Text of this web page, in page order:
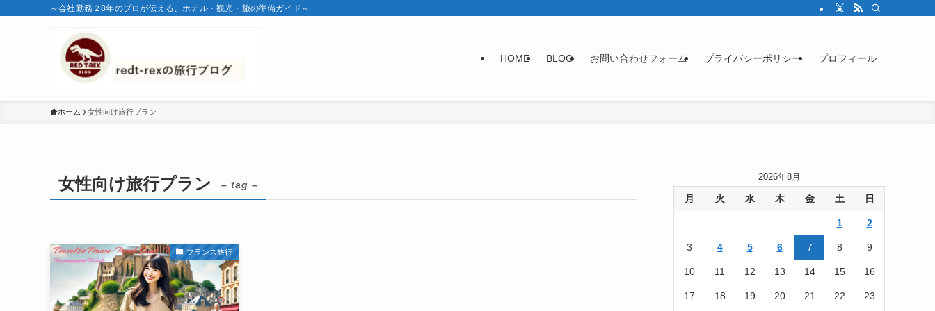
～会社勤務２8年のプロが伝える、ホテル・観光・旅の準備ガイド～
HOME BLOG お問い合わせフォーム プライバシーポリシー プロフィール
ホーム 女性向け旅行プラン
女性向け旅行プラン – tag –
フランス旅行
2026年8月
月 火 水 木 金 土 日
1 2
3 4 5 6 7 8 9
10 11 12 13 14 15 16
17 18 19 20 21 22 23